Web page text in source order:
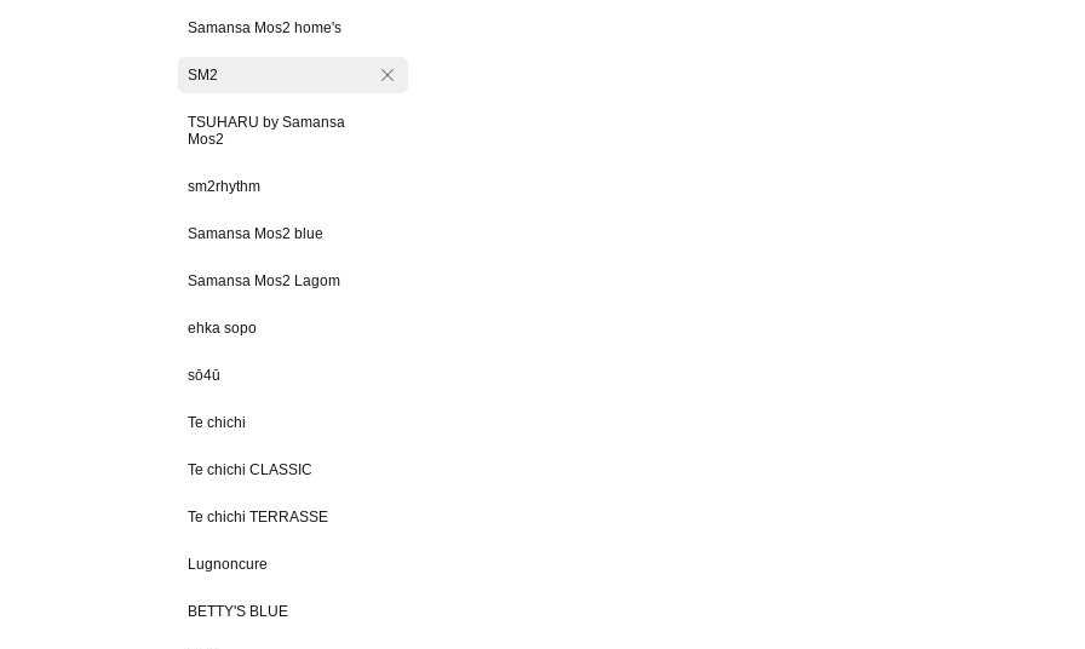
Samansa Mos2 home's
SM2
TSUHARU by Samansa
Mos2
sm2rhythm
Samansa Mos2 blue
Samansa Mos2 Lagom
ehka sopo
sō4ū
Te chichi
Te chichi CLASSIC
Te chichi TERRASSE
Lugnoncure
BETTY'S BLUE